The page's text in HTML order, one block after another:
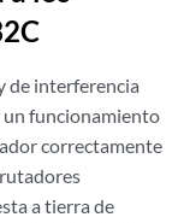
de interferencia
un funcionamiento
correctamente
a tierra de